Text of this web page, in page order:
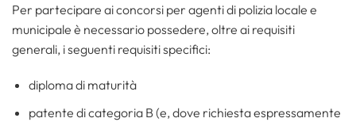
Per partecipare ai concorsi per agenti di polizia locale e
municipale è necessario possedere, oltre ai requisiti
generali, i seguenti requisiti specifici:
diploma di maturità
patente di categoria B (e, dove richiesta espressamente